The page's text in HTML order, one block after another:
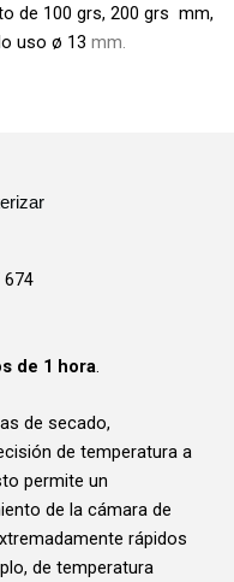
de 100 grs, 200 grs mm,
uso ø 13 mm.
674
de 1 hora.
de secado,
de temperatura a
permite un
de la cámara de
rápidos
de temperatura